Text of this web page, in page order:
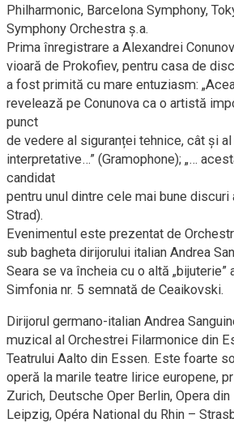
Philharmonic, Barcelona Symphony,
Symphony Orchestra ș.a.
Prima înregistrare a Alexandrei
vioară de Prokofiev, pentru casa de
a fost primită cu mare entuziasm:
revelează pe Conunova ca o artistă
punct
de vedere al siguranței tehnice, cât și
interpretative…” (Gramophone); „…
candidat
pentru unul dintre cele mai bune discuri
Strad).
Evenimentul este prezentat de
sub bagheta dirijorului italian Andrea
Seara se va încheia cu o altă
Simfonia nr. 5 semnată de Ceaikovski.
Dirijorul germano-italian Andrea
muzical al Orchestrei Filarmonice din
Teatrului Aalto din Essen. Este foarte
operă la marile teatre lirice europene,
Zurich, Deutsche Oper Berlin, Opera din
Leipzig, Opéra National du Rhin –